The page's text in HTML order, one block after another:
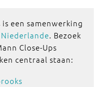
een samenwerking
. Bezoek
Close-Ups
centraal staan: